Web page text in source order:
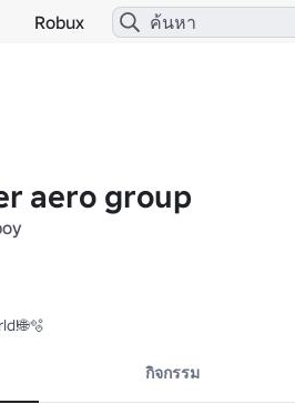
Robux
aero group
กิจกรรม